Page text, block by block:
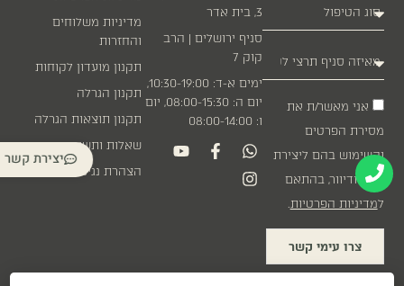
3, בית אדר
סניף ירושלים | הרב
קוק 7
ימים א-ד: 10:30-19:00,
יום ה: 08:00-15:30, יום
ו: 08:00-14:00
מדיניות משלוחים
והחזרות
תקנון מועדון לקוחות
תקנון הגרלה
תקנון תוצאות הגרלה
שאלות ותשובות
הצהרת נגישות
אני מאשר/ת את
מסירת הפרטים
והשימוש בהם ליצירת
קשר ודיוור, בהתאם
למדיניות הפרטיות.
צרו עימי קשר
יצירת קשר